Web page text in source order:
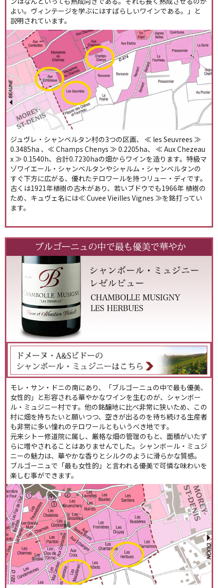
よい。ヴィンテージを学ぶにはすばらしいワインである。」と
説明されています。
ジュヴレ・シャンベルタン村の3つの区画、 ≪ les Seuvrees ≫
0.3485ha 、≪ Champs Chenys ≫ 0.2205ha、 ≪ Aux Chezeau
x ≫ 0.1540h、合計0.7230haの畑からワインを造ります。特級マ
ゾワイエール・シャンベルタンやシャルム・シャンベルタンの
すぐ下方に広がる、優れたテロワールを持つリュー・ディです。
古くは1921年植樹の古木があり、若いブドウでも1966年 植樹の
ため、キュヴェ名には≪ Cuvee Vieilles Vignes ≫を銘打ってい
ます。
モレ・サン・ドニの南にあり、「ブルゴーニュの中で最も優美、
女性的」と形容される華やかなワインを生むのが、シャンボー
ル・ミュジニー村です。他の銘醸地に比べ非常に狭いため、この
村に畑を持ちたいと願いつつ、空きが出るのを待ち続ける生産者
も非常に多い憧れのテロワールともいうべき地です。
元来シトー修道院に属し、厳格な畑の管理のもと、面積がいたず
らに増やされることはありませんでした。シャンボール・ミュジ
ニーの魅力は、華やかな香りとシルクのように滑らかな質感。
ブルゴーニュで「最も女性的」と言われる優美で可憐な味わいを
楽しむ事ができます。